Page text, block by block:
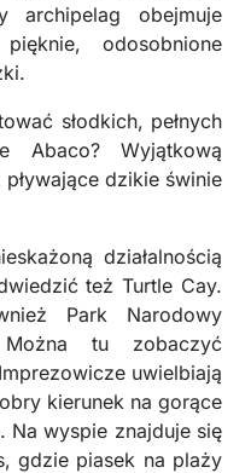
archipelag obejmuje
odosobnione
słodkich, pełnych
Abaco? Wyjątkową
dzikie świnie
działalnością
też Turtle Cay.
Park Narodowy
tu zobaczyć
uwielbiają
kierunek na gorące
Na wyspie znajduje się
gdzie piasek na plaży